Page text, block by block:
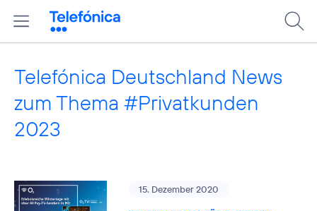
Telefónica Deutschland News
zum Thema #Privatkunden
2023
15. Dezember 2020